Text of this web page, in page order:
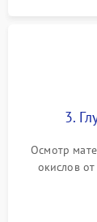
3.
Осмотр
окислов